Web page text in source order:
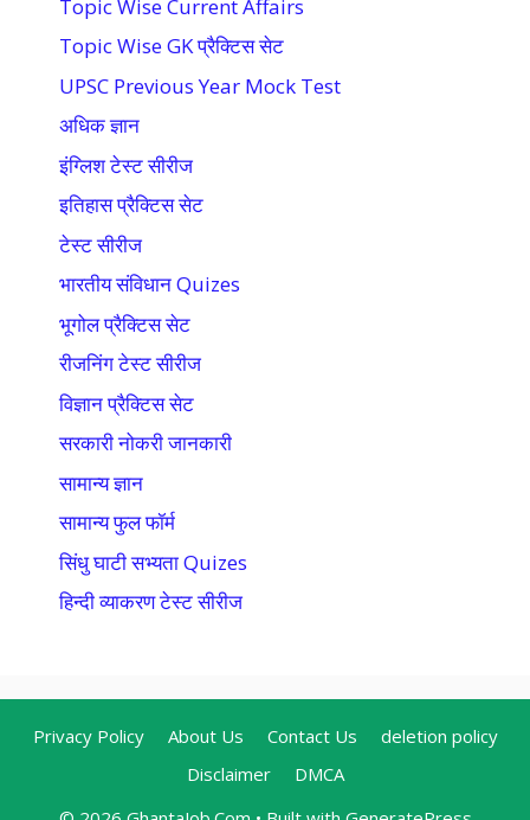
Topic Wise Current Affairs
Topic Wise GK प्रैक्टिस सेट
UPSC Previous Year Mock Test
अधिक ज्ञान
इंग्लिश टेस्ट सीरीज
इतिहास प्रैक्टिस सेट
टेस्ट सीरीज
भारतीय संविधान Quizes
भूगोल प्रैक्टिस सेट
रीजनिंग टेस्ट सीरीज
विज्ञान प्रैक्टिस सेट
सरकारी नोकरी जानकारी
सामान्य ज्ञान
सामान्य फुल फॉर्म
सिंधु घाटी सभ्यता Quizes
हिन्दी व्याकरण टेस्ट सीरीज
Privacy Policy About Us Contact Us
deletion policy
Disclaimer
DMCA